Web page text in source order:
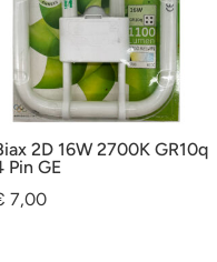
2D 16W 2700K GR10q
Pin GE
7,00